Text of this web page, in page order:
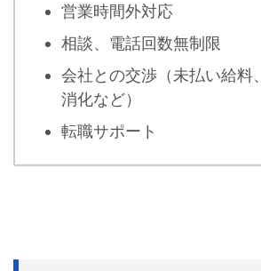
営業時間外対応
相談、電話回数無制限
会社との交渉（未払い給料
消化など）
転職サポート